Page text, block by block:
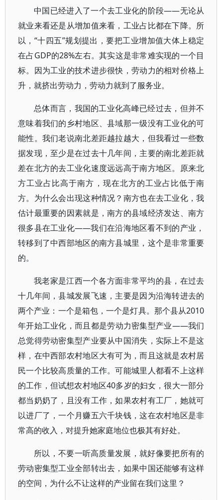
中国已经进入了一个去工业化的阶段——无论从
就业来看还是从增加值来看，工业占比都在下降。所
以，“十四五”规划提出，要把工业增加值大体上稳定
在占GDP的28%左右。其实这是非常难实现的一个目
标。因为工业的技术进步很快，劳动力的相对价格上
升，就挤出劳动力，劳动力就到了服务业。
总体而言，我国的工业化高峰已经过去，但并不
意味着我们的乡村地区、县域那一级没有工业化的可
能性。我们老说南北差距越拉越大，但我看过一些数
据发现，至少是在过去十几年间，主要的南北差距就
差在北方的去工业化速度远远高于南方地区。原来北
方工业占比高于南方，现在北方的工业占比低于南
方。为什么会出现这种情况？南方也在去工业化，我
估计最重要的因素就是，南方的县域经济发达、南方
很多县在工业化——我们在沿海地区看不到的产业，
转移到了中西部地区的南方县城里，这个是非常重要
的。
我老家是江西一个各方面非常平均的县，在过去
十几年间，县城发展飞速，主要是因为沿海转进去的
两个产业：一个是箱包，一个是灯具。那个县从2010
年开始工业化，而且都是劳动力密集型产业——我们
总觉得劳动密集型产业要从中国消失，实际上不是这
样，在中西部农村地区大有可为，而且这就是农村居
民一个比较高质量的工作。可能城里人都看不上这样
的工作，但试想农村地区40多岁的妇女，很大一部分
都当奶奶了，且没有工作，如果农村有工厂，她就可
以进厂了，一个月赚五六千块钱，这在农村地区是非
常高的收入，对提升她家庭地位也极其有好处。
所以，不要一听高质量发展，就好像要把所有的
劳动密集型工业全部转出去，如果中国还能够有这样
的空间，为什么不让这样的产业留在我们这里？